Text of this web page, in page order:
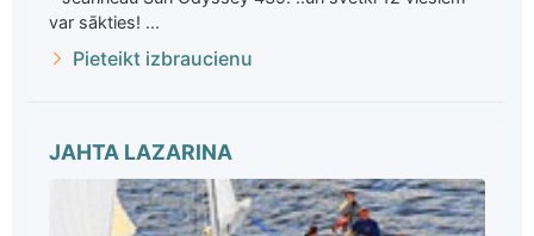
var sākties! ...
Pieteikt izbraucienu
JAHTA LAZARINA